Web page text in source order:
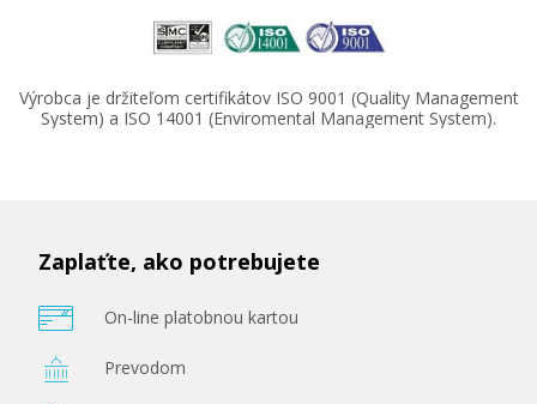
Výrobca je držiteľom certifikátov ISO 9001 (Quality Management
System) a ISO 14001 (Enviromental Management System).
Zaplaťte, ako potrebujete
On-line platobnou kartou
Prevodom